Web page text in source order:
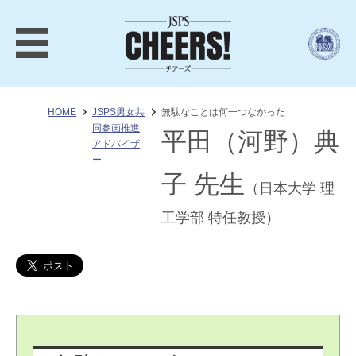
HOME
JSPS男女共
同参画推進
アドバイザ
ー
無駄なことは何一つなかった
平田（河野）典
子 先生
（日本大学 理
工学部 特任教授）